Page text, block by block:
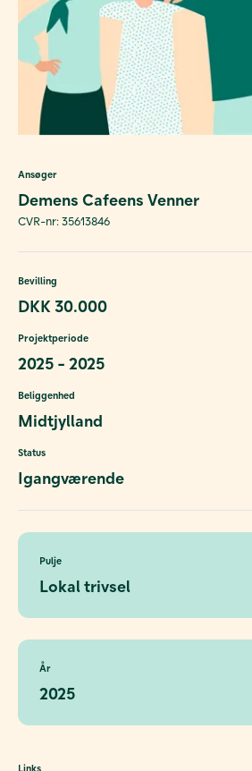
Ansøger
Demens Cafeens Venner
CVR-nr: 35613846
Bevilling
DKK 30.000
Projektperiode
2025 - 2025
Beliggenhed
Midtjylland
Status
Igangværende
Pulje
Lokal trivsel
År
2025
Links